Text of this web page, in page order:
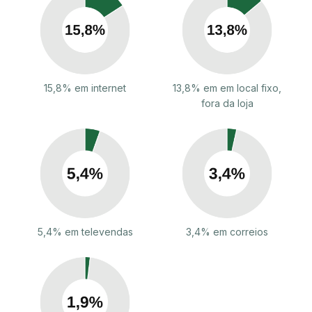
15,8% em internet
13,8% em em local fixo,
fora da loja
5,4% em televendas 3,4% em correios